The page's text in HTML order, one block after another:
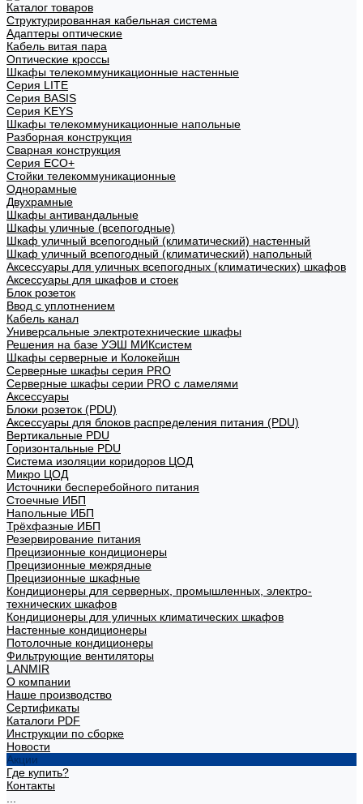
Каталог товаров
Структурированная кабельная система
Адаптеры оптические
Кабель витая пара
Оптические кроссы
Шкафы телекоммуникационные настенные
Cерия LITE
Cерия BASIS
Cерия KEYS
Шкафы телекоммуникационные напольные
Разборная конструкция
Сварная конструкция
Серия ECO+
Стойки телекоммуникационные
Однорамные
Двухрамные
Шкафы антивандальные
Шкафы уличные (всепогодные)
Шкаф уличный всепогодный (климатический) настенный
Шкаф уличный всепогодный (климатический) напольный
Аксессуары для уличных всепогодных (климатических) шкафов
Аксессуары для шкафов и стоек
Блок розеток
Ввод с уплотнением
Кабель канал
Универсальные электротехнические шкафы
Решения на базе УЭШ МИКсистем
Шкафы серверные и Колокейшн
Серверные шкафы серия PRO
Серверные шкафы серии PRO с ламелями
Аксессуары
Блоки розеток (PDU)
Аксессуары для блоков распределения питания (PDU)
Вертикальные PDU
Горизонтальные PDU
Система изоляции коридоров ЦОД
Микро ЦОД
Источники бесперебойного питания
Стоечные ИБП
Напольные ИБП
Трёхфазные ИБП
Резервирование питания
Прецизионные кондиционеры
Прецизионные межрядные
Прецизионные шкафные
Кондиционеры для серверных, промышленных, электро-
технических шкафов
Кондиционеры для уличных климатических шкафов
Настенные кондиционеры
Потолочные кондиционеры
Фильтрующие вентиляторы
LANMIR
О компании
Наше производство
Сертификаты
Каталоги PDF
Инструкции по сборке
Новости
Акции
Где купить?
Контакты